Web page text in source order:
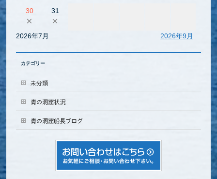
30
×
31
×
2026年7月 2026年9月
カテゴリー
未分類
青の洞窟状況
青の洞窟船長ブログ